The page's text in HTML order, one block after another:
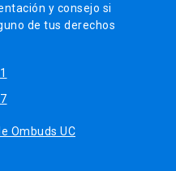
y consejo si
de tus derechos
Ombuds UC